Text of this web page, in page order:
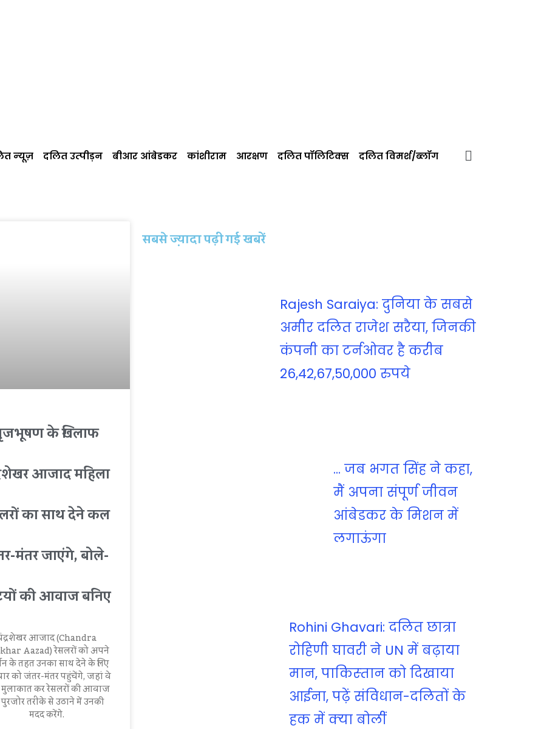
न्‍यूज़ दलित उत्‍पीड़न बीआर आंबेडकर कांशीराम आरक्षण दलित पॉलिटिक्‍स दलित विमर्श/ब्‍लॉग
के खिलाफ
आजाद महिला
का साथ देने कल
मंतर जाएंगे, बोले-
की आवाज बनिए
आजाद (Chandra
Aazad) रेसलरों को अपने
के तहत उनका साथ देने के लिए
को जंतर-मंतर पहुंचेंगे, जहां वे
कर रेसलरों की आवाज
तरीके से उठाने में उनकी
मदद करेंगे.
सबसे ज्‍़यादा पढ़ी गई खबरें
Rajesh Saraiya: दुनिया के सबसे
अमीर दलित राजेश सरैया, जिनकी
कंपनी का टर्नओवर है करीब
26,42,67,50,000 रुपये
... जब भगत सिंह ने कहा,
मैं अपना संपूर्ण जीवन
आंबेडकर के मिशन में
लगाऊंगा
Rohini Ghavari: दलित छात्रा
रोहिणी घावरी ने UN में बढ़ाया
मान, पाकिस्‍तान को दिखाया
आईना, पढ़ें संविधान-दलितों के
हक में क्‍या बोलींं